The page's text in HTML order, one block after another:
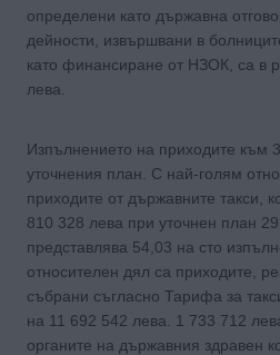
определени като държавна
дейности, извършвани в
като финансиране от НЗОК, са в
лева.
Изпълнението на приходите към
уточнения план. С най-голям
приходите от държавните такси,
810 328 лева при уточнен план
представлява 54,03 на сто
относителен дял са приходите,
събрани съгласно Тарифа за
на 11 692 542 лева. 1 733 712
органите на държавния здравен